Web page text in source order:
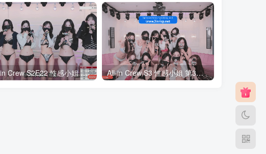
All-in Crew S2E22 性感小姐 第2季 第22期 最终职级战 简繁中文字幕 All-in Crew S3 性感小姐 第3季 全集 All in one 合集版 中文简繁字幕